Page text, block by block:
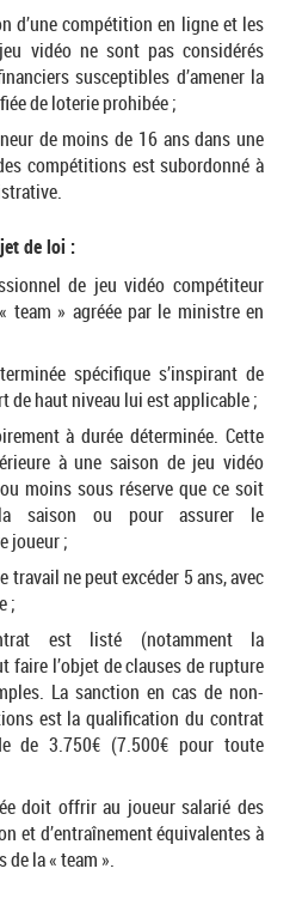
d’une compétition en ligne et les
vidéo ne sont pas considérés
susceptibles d’amener la
de loterie prohibée ;
de moins de 16 ans dans une
compétitions est subordonné à
de loi :
de jeu vidéo compétiteur
team » agréée par le ministre en
spécifique s’inspirant de
de haut niveau lui est applicable ;
à durée déterminée. Cette
à une saison de jeu vidéo
moins sous réserve que ce soit
saison ou pour assurer le
joueur ;
travail ne peut excéder 5 ans, avec
;
est listé (notamment la
faire l’objet de clauses de rupture
La sanction en cas de non-
est la qualification du contrat
de 3.750€ (7.500€ pour toute
doit offrir au joueur salarié des
et d’entraînement équivalentes à
de la « team ».